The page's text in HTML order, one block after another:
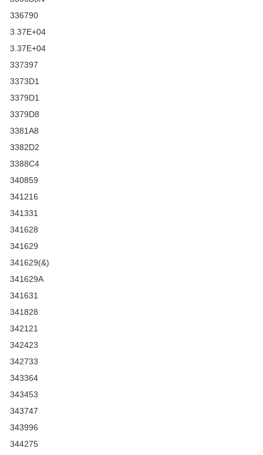
336790
3.37E+04
3.37E+04
337397
3373D1
3379D1
3379D8
3381A8
3382D2
3388C4
340859
341216
341331
341628
341629
341629(&)
341629A
341631
341828
342121
342423
342733
343364
343453
343747
343996
344275